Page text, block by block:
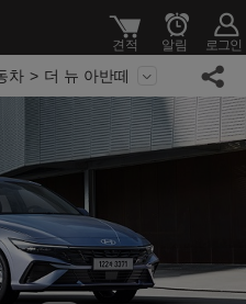
차 더 뉴 아반떼